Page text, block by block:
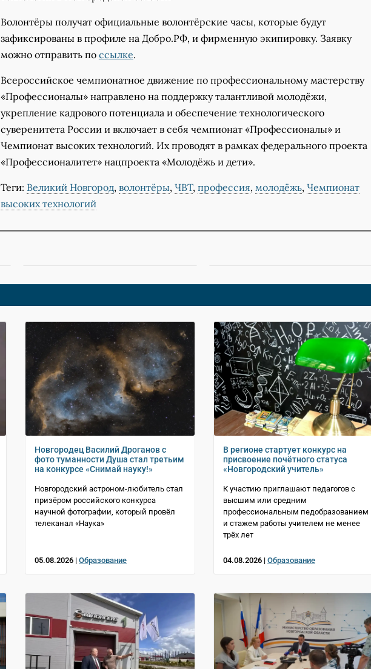
Волонтёры получат официальные волонтёрские часы, которые будут
зафиксированы в профиле на Добро.РФ, и фирменную экипировку. Заявку
можно отправить по ссылке.
Всероссийское чемпионатное движение по профессиональному мастерству
«Профессионалы» направлено на поддержку талантливой молодёжи,
укрепление кадрового потенциала и обеспечение технологического
суверенитета России и включает в себя чемпионат «Профессионалы» и
Чемпионат высоких технологий. Их проводят в рамках федерального проекта
«Профессионалитет» нацпроекта «Молодёжь и дети».
Теги: Великий Новгород, волонтёры, ЧВТ, профессия, молодёжь, Чемпионат
высоких технологий
Новгородец Василий Дроганов с
фото туманности Душа стал третьим
на конкурсе «Снимай науку!»
Новгородский астроном-любитель стал
призёром российского конкурса
научной фотографии, который провёл
телеканал «Наука»
05.08.2026 | Образование
В регионе стартует конкурс на
присвоение почётного статуса
«Новгородский учитель»
К участию приглашают педагогов с
высшим или средним
профессиональным педобразованием
и стажем работы учителем не менее
трёх лет
04.08.2026 | Образование